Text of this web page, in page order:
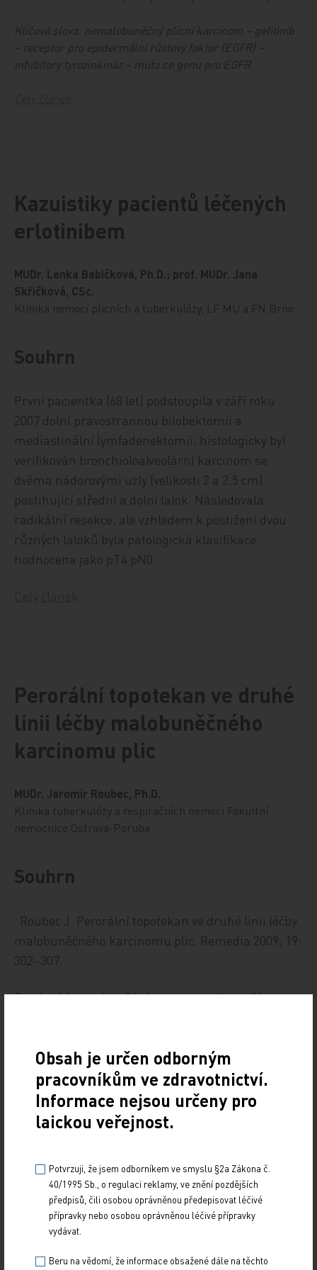
Klíčová slova: nemalobuněčný plicní karcinom – gefitinib
– receptor pro epidermální růstový faktor (EGFR) –
inhibitory tyrozinkináz – muta ce genu pro EGFR.
Kazuistiky pacientů léčených
erlotinibem
MUDr. Lenka Babičková, Ph.D.; prof. MUDr. Jana
Skřičková, CSc.
Klinika nemocí plicních a tuberkulózy, LF MU a FN Brno
Souhrn
První pacientka (68 let) podstoupila v září roku
2007 dolní pravostrannou bilobektomii a
mediastinální lymfadenektomii, histologicky byl
verifikován bronchioloalveolární karcinom se
dvěma nádorovými uzly (velikosti 2 a 2,5 cm)
postihující střední a dolní lalok. Následovala
radikální resekce, ale vzhledem k postižení dvou
různých laloků byla patologická klasifikace
hodnocena jako pT4 pN0.
Perorální topotekan ve druhé
linii léčby malobuněčného
karcinomu plic
MUDr. Jaromír Roubec, Ph.D.
Klinika tuberkulózy a respiračních nemocí Fakultní
nemocnice Ostrava-Poruba
Souhrn
Roubec J. Perorální topotekan ve druhé linii léčby
malobuněčného karcinomu plic. Remedia 2009; 19:
302–307.
Relabující malobuněčný karcinom plic patří pro
nebyly pro svou toxicitu a neuspokojivou léčebnou
odpověď pro nemocné dalším přínosem. Do
nedávné doby byl jediným registrovaným léčivem
pro tuto indikaci topotekan v intravenózní lékové
formě. Nově byl do léčebné praxe zaveden a
perorální, který přináší stejnou účinnost při
srovnatelné hematologické i nehematologické
toxicitě, dovoluje léčbu nemocných i s nízkým
výchozím klinickým stavem (performance status,
PS), je dobře tolerován bez potřeby rutinní
Obsah je určen odborným
pracovníkům ve zdravotnictví.
Informace nejsou určeny pro
laickou veřejnost.
Potvrzuji, že jsem odborníkem ve smyslu §2a Zákona č.
40/1995 Sb., o regulaci reklamy, ve znění pozdějších
předpisů, čili osobou oprávněnou předepisovat léčivé
přípravky nebo osobou oprávněnou léčivé přípravky
vydávat.
Beru na vědomí, že informace obsažené dále na těchto